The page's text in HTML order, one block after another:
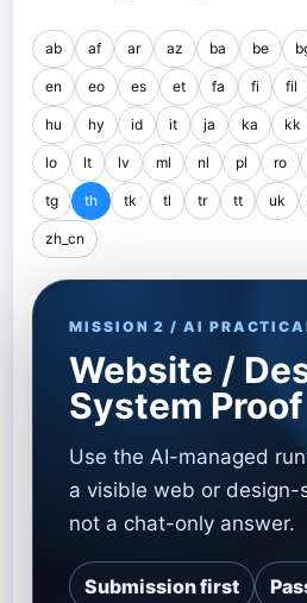
ab af ar az ba be
en eo es et fa fi fil
hu hy id it ja ka kk
lo lt lv ml nl pl ro
tg th tk tl tr tt uk
zh_cn
MISSION 2 / AI
Website /
System Proof
Use the AI-managed
a visible web or design-
not a chat-only answer.
Submission first